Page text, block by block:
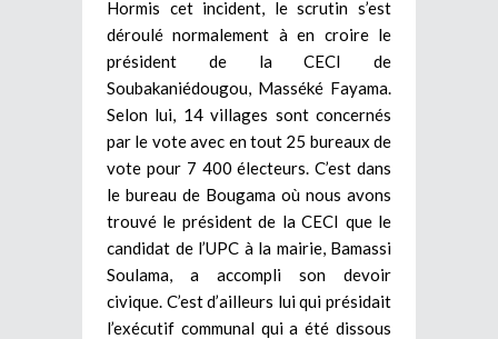
Hormis cet incident, le scrutin s’est
déroulé normalement à en croire le
président de la CECI de
Soubakaniédougou, Masséké Fayama.
Selon lui, 14 villages sont concernés
par le vote avec en tout 25 bureaux de
vote pour 7 400 électeurs. C’est dans
le bureau de Bougama où nous avons
trouvé le président de la CECI que le
candidat de l’UPC à la mairie, Bamassi
Soulama, a accompli son devoir
civique. C’est d’ailleurs lui qui présidait
l’exécutif communal qui a été dissous